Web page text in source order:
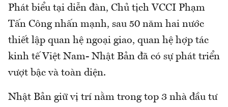
Phát biểu tại diễn đàn, Chủ tịch VCCI Phạm
Tấn Công nhấn mạnh, sau 50 năm hai nước
thiết lập quan hệ ngoại giao, quan hệ hợp tác
kinh tế Việt Nam- Nhật Bản đã có sự phát triển
vượt bậc và toàn diện.
Nhật Bản giữ vị trí nằm trong top 3 nhà đầu tư